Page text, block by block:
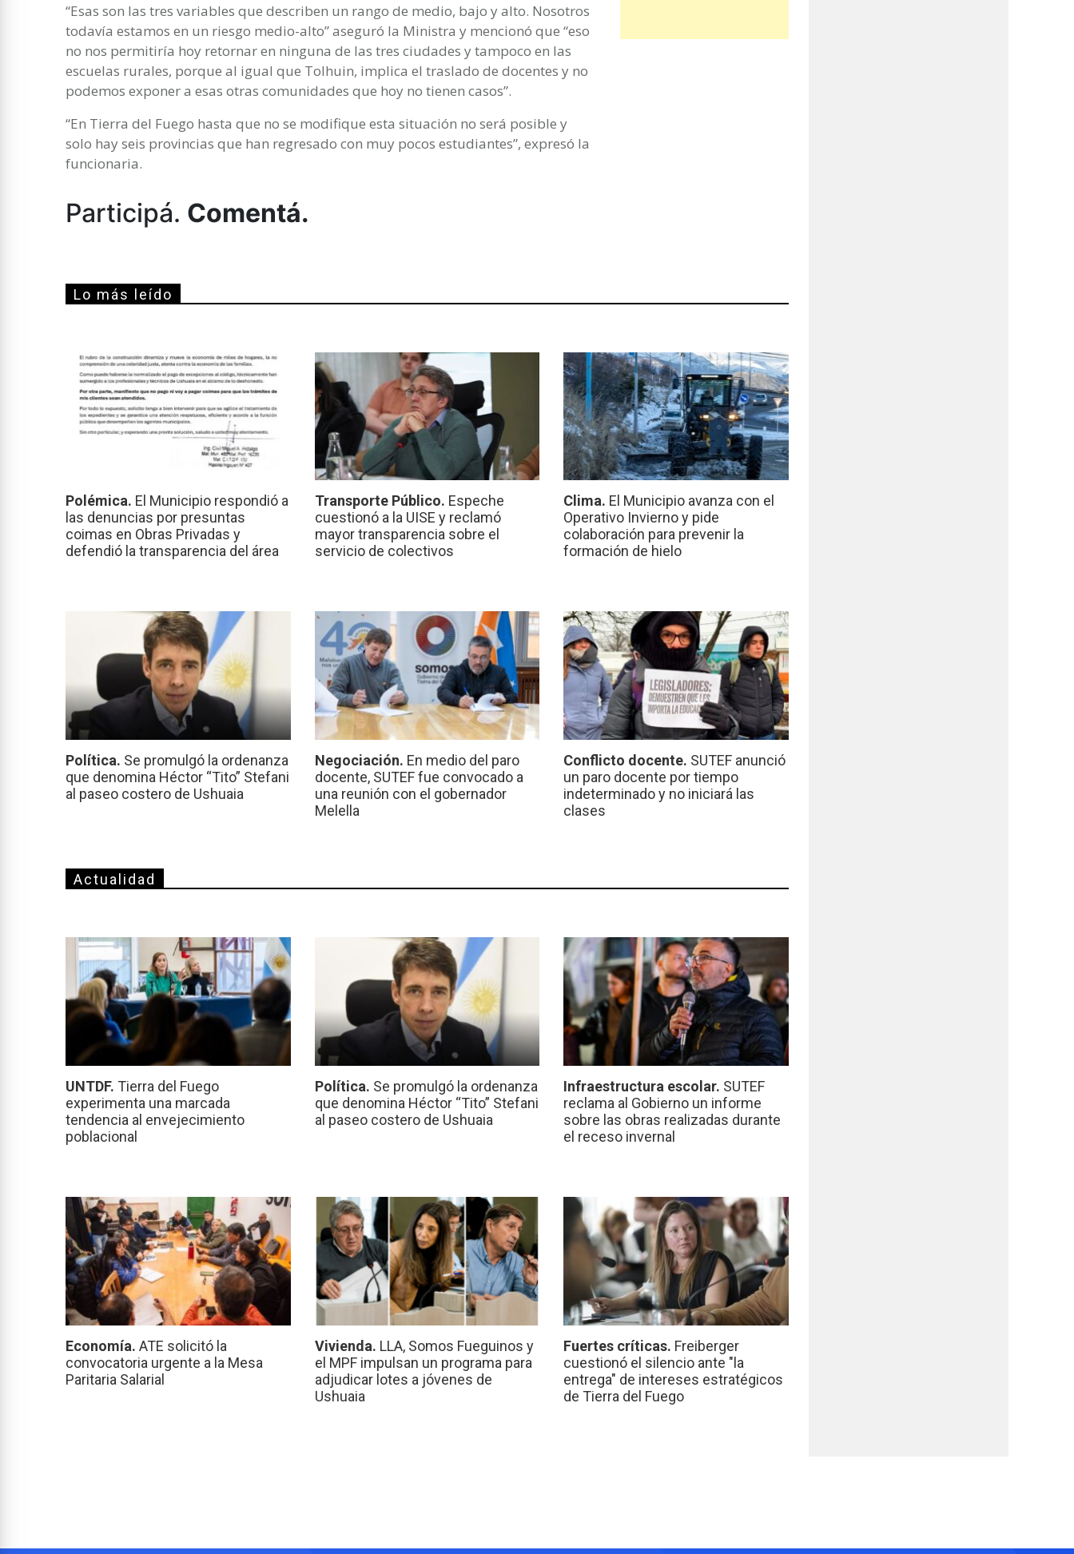
“Esas son las tres variables que describen un rango de medio, bajo y alto. Nosotros
todavía estamos en un riesgo medio-alto” aseguró la Ministra y mencionó que “eso
no nos permitiría hoy retornar en ninguna de las tres ciudades y tampoco en las
escuelas rurales, porque al igual que Tolhuin, implica el traslado de docentes y no
podemos exponer a esas otras comunidades que hoy no tienen casos”.
“En Tierra del Fuego hasta que no se modifique esta situación no será posible y
solo hay seis provincias que han regresado con muy pocos estudiantes”, expresó la
funcionaria.
Participá. Comentá.
Lo más leído
Polémica. El Municipio respondió a
las denuncias por presuntas
coimas en Obras Privadas y
defendió la transparencia del área
Transporte Público. Espeche
cuestionó a la UISE y reclamó
mayor transparencia sobre el
servicio de colectivos
Clima. El Municipio avanza con el
Operativo Invierno y pide
colaboración para prevenir la
formación de hielo
Política. Se promulgó la ordenanza
que denomina Héctor “Tito” Stefani
al paseo costero de Ushuaia
Negociación. En medio del paro
docente, SUTEF fue convocado a
una reunión con el gobernador
Melella
Conflicto docente. SUTEF anunció
un paro docente por tiempo
indeterminado y no iniciará las
clases
Actualidad
UNTDF. Tierra del Fuego
experimenta una marcada
tendencia al envejecimiento
poblacional
Política. Se promulgó la ordenanza
que denomina Héctor “Tito” Stefani
al paseo costero de Ushuaia
Infraestructura escolar. SUTEF
reclama al Gobierno un informe
sobre las obras realizadas durante
el receso invernal
Economía. ATE solicitó la
convocatoria urgente a la Mesa
Paritaria Salarial
Vivienda. LLA, Somos Fueguinos y
el MPF impulsan un programa para
adjudicar lotes a jóvenes de
Ushuaia
Fuertes críticas. Freiberger
cuestionó el silencio ante "la
entrega" de intereses estratégicos
de Tierra del Fuego